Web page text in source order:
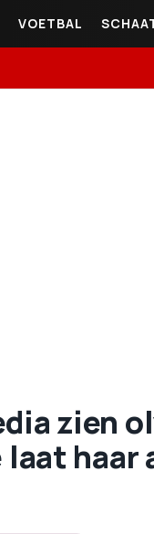
VOETBAL
zien